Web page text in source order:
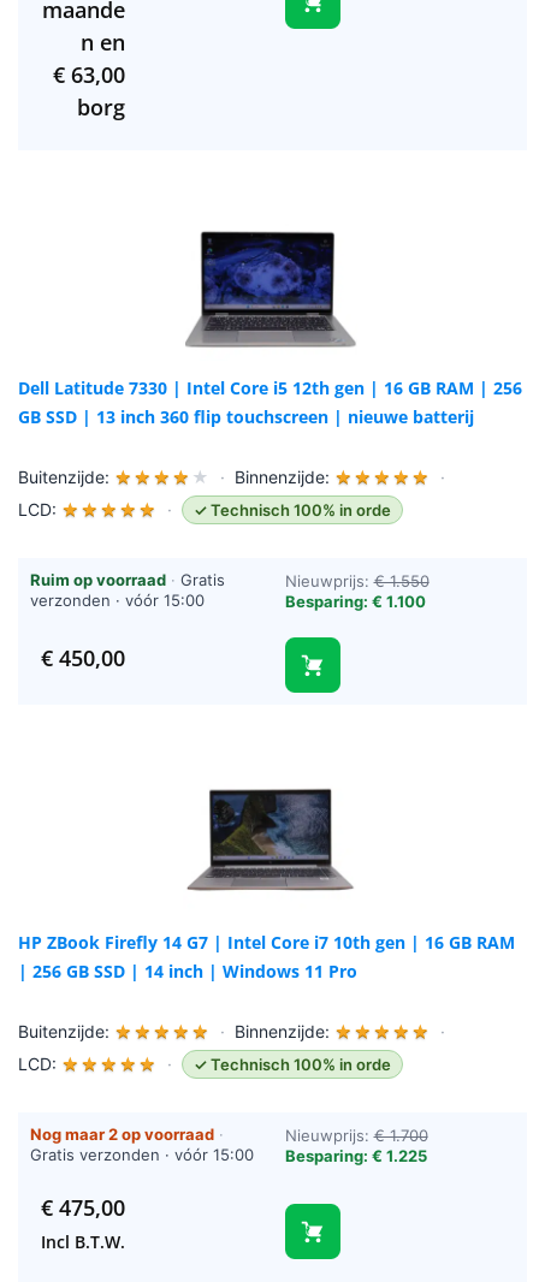
maande
n en
€63,00
borg
Dell Latitude 7330 | Intel Core i5 12th gen | 16 GB RAM | 256
GB SSD | 13 inch 360 flip touchscreen | nieuwe batterij
Buitenzijde: ★ ★ ★ ★ ★ · Binnenzijde: ★ ★ ★ ★ ★
·
LCD: ★ ★ ★ ★ ★ · ✓ Technisch 100% in orde
Ruim op voorraad · Gratis
verzonden · vóór 15:00
Nieuwprijs:€ 1.550
Besparing: € 1.100
€450,00
HP ZBook Firefly 14 G7 | Intel Core i7 10th gen | 16 GB RAM
| 256 GB SSD | 14 inch | Windows 11 Pro
Buitenzijde: ★ ★ ★ ★ ★ · Binnenzijde: ★ ★ ★ ★ ★
·
LCD: ★ ★ ★ ★ ★ · ✓ Technisch 100% in orde
Nog maar 2 op voorraad ·
Gratis verzonden · vóór 15:00
Nieuwprijs:€ 1.700
Besparing: € 1.225
€475,00
Incl B.T.W.